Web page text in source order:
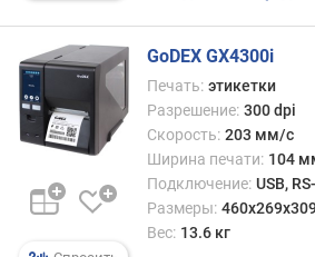
с
т
в
п
р
е
л
о
GoDEX GX4300i
Печать: этикетки
Разрешение: 300 dpi
Скорость: 203 мм/с
Ширина печати: 104
Подключение: USB,
Размеры:
Вес: 13.6 кг